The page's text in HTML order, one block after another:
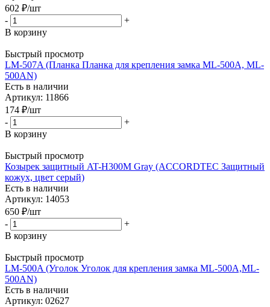
602 ₽/шт
-
+
В корзину
Быстрый просмотр
LM-507A (Планка Планка для крепления замка ML-500A, ML-
500AN)
Есть в наличии
Артикул: 11866
174 ₽/шт
-
+
В корзину
Быстрый просмотр
Козырек защитный AT-H300M Gray (ACCORDTEC Защитный
кожух, цвет серый)
Есть в наличии
Артикул: 14053
650 ₽/шт
-
+
В корзину
Быстрый просмотр
LM-500A (Уголок Уголок для крепления замка ML-500A,ML-
500AN)
Есть в наличии
Артикул: 02627